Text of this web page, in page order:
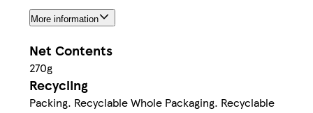
More information
Net Contents
270g
Recycling
Packing. Recyclable Whole Packaging. Recyclable